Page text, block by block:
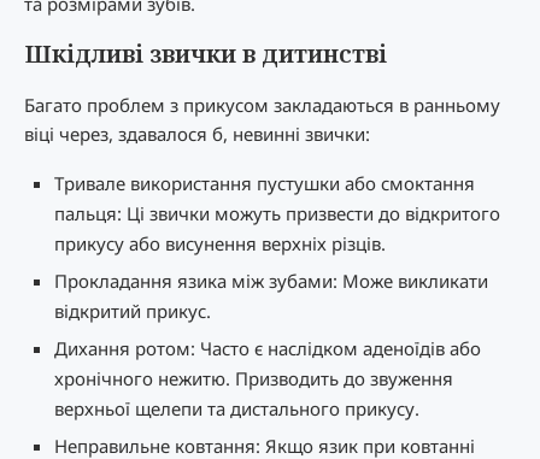
Шкідливі звички в дитинстві
Багато проблем з прикусом закладаються в ранньому
віці через, здавалося б, невинні звички:
Тривале використання пустушки або смоктання
пальця: Ці звички можуть призвести до відкритого
прикусу або висунення верхніх різців.
Прокладання язика між зубами: Може викликати
відкритий прикус.
Дихання ротом: Часто є наслідком аденоїдів або
хронічного нежитю. Призводить до звуження
верхньої щелепи та дистального прикусу.
Неправильне ковтання: Якщо язик при ковтанні